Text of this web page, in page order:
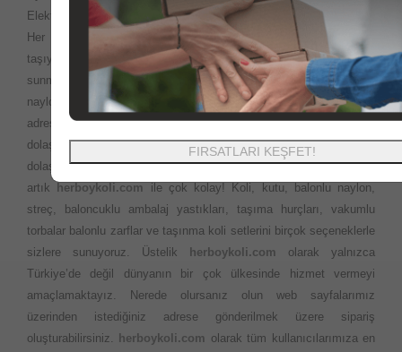
Elektronik cihaz kutularını en uygun fiyatlara sizlere sunuyoruz.
Her yerde ihtiyaç duyabileceğiniz Ofis veya evinizi
taşıyacaksınız? Çok fazla ürün seçeneği ve en iyi fiyatları sizlere
sunma politikamız ile istediğiniz ebatlardaki kutu koli balonlu
naylon ambalaj ürünlerini aynı gün kargo ile en kısa sürede
adresinize teslim ediyoruz. Taşıma esnasında kapı kapı
dolaşmanıza gerek yok. Önceleri evimizi taşırken bakkal market
dolaşarak rica ile bulmaya çalıştığımız kutu ve kolilere ulaşmak
artık
herboykoli.com ile çok kolay! Koli, kutu, balonlu naylon,
streç, baloncuklu ambalaj yastıkları, taşıma hurçları, vakumlu
torbalar balonlu zarflar ve taşınma koli setlerini birçok seçeneklerle
sizlere sunuyoruz. Üstelik
herboykoli.com olarak yalnızca
Türkiye’de değil dünyanın bir çok ülkesinde hizmet vermeyi
amaçlamaktayız. Nerede olursanız olun web sayfalarımız
üzerinden istediğiniz adrese gönderilmek üzere sipariş
oluşturabilirsiniz.
herboykoli.com olarak tüm kullanıcılarımıza en
FIRSATLARI KEŞFET!